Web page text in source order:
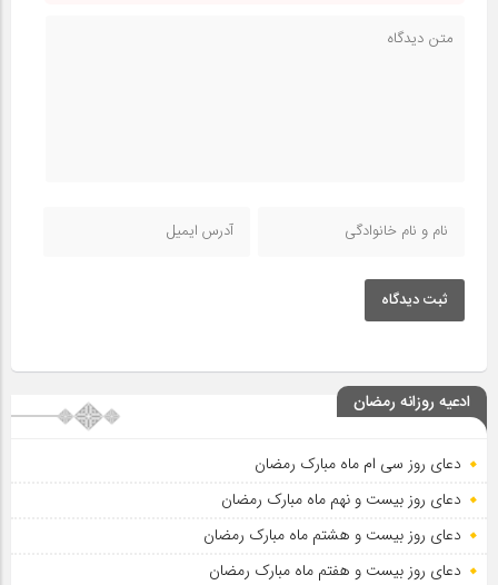
ثبت دیدگاه
ادعیه روزانه رمضان
دعای روز سی ام ماه مبارک رمضان
دعای روز بیست و نهم ماه مبارک رمضان
دعای روز بیست و هشتم ماه مبارک رمضان
دعای روز بیست و هفتم ماه مبارک رمضان